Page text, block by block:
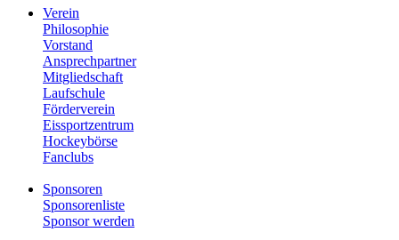
Verein
Philosophie
Vorstand
Ansprechpartner
Mitgliedschaft
Laufschule
Förderverein
Eissportzentrum
Hockeybörse
Fanclubs
Sponsoren
Sponsorenliste
Sponsor werden